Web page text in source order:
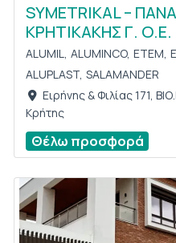
SYMETRIKAL –
ΚΡΗΤΙΚΑΚΗΣ Γ. Ο.Ε.
ALUMIL, ALUMINCO, ETEM,
ALUPLAST, SALAMANDER
Ειρήνης & Φιλίας 171,
Κρήτης
Θέλω προσφορά